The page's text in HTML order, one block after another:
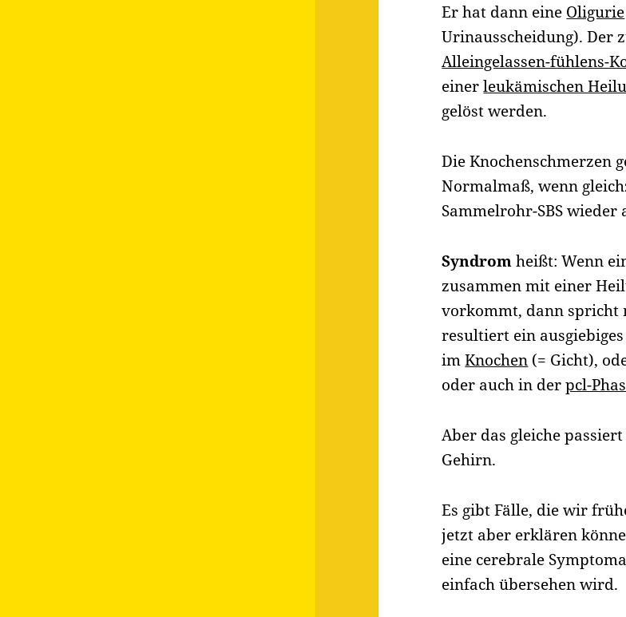
Er hat dann eine Oligurie
Urinausscheidung). Der
Alleingelassen-fühlens-
einerleukämischen
gelöst werden.
Die Knochenschmerzen
Normalmaß, wenn
Sammelrohr-SBS wieder
Syndromheißt: Wenn
zusammen mit einer
vorkommt, dann spricht
resultiert ein
imKnochen (= Gicht),
oder auch in derpcl-
Aber das gleiche
Gehirn.
Es gibt Fälle, die wir
jetzt aber erklären
eine cerebrale
einfach übersehen wird.